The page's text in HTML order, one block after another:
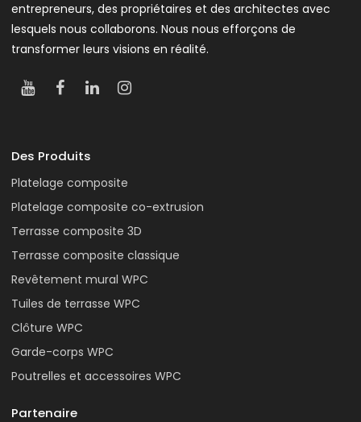
entrepreneurs, des propriétaires et des architectes avec
lesquels nous collaborons. Nous nous efforçons de
transformer leurs visions en réalité.
Des Produits
Platelage composite
Platelage composite co-extrusion
Terrasse composite 3D
Terrasse composite classique
Revêtement mural WPC
Tuiles de terrasse WPC
Clôture WPC
Garde-corps WPC
Poutrelles et accessoires WPC
Partenaire